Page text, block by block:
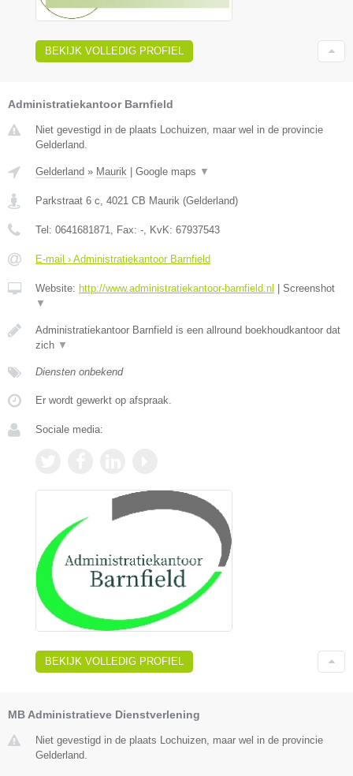
BEKIJK VOLLEDIG PROFIEL
Administratiekantoor Barnfield
Niet gevestigd in de plaats Lochuizen, maar wel in de provincie
Gelderland.
Gelderland » Maurik Google maps ▼
Parkstraat 6 c 4021 CB Maurik (Gelderland)
Tel: 0641681871 , Fax: - , KvK: 67937543
E-mail › Administratiekantoor Barnfield
Website: http://www.administratiekantoor-barnfield.nl
Screenshot
▼
Administratiekantoor Barnfield is een allround boekhoudkantoor dat
zich ▼
Diensten onbekend
Er wordt gewerkt op afspraak.
Sociale media:
BEKIJK VOLLEDIG PROFIEL
MB Administratieve Dienstverlening
Niet gevestigd in de plaats Lochuizen, maar wel in de provincie
Gelderland.